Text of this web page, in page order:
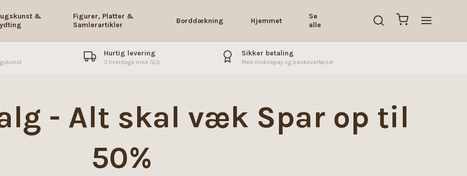
&
Figurer, Platter &
Samlerartikler
Borddækning Hjemmet
Se
alle
Hurtig levering
3 hverdage med GLS
Sikker betaling
Med mobilepay og bankoverførsel
- Alt skal væk Spar op til
50%